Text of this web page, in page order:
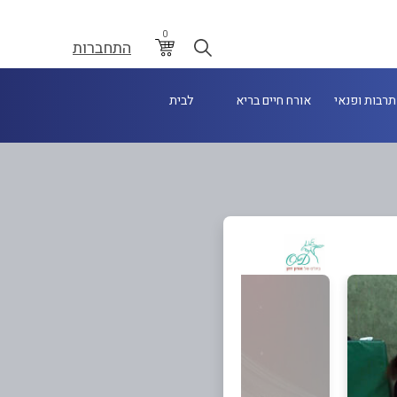
0
התחברות
תרבות ופנאי אורח חיים בריא לבית